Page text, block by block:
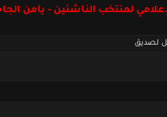
لمنتخب الناشئين - يامن
لصديق